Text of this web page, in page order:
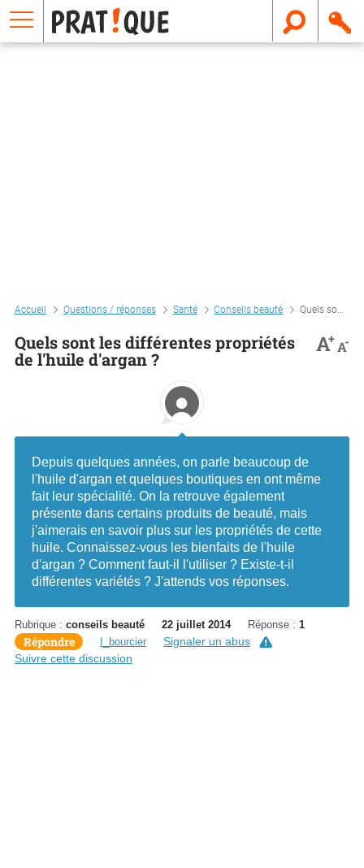
Accueil Questions / réponses Santé Conseils beauté Quels sont les différentes propriétés de l'huile d'argan ?
Quels sont les différentes propriétés
de l'huile d'argan ?
A+A-
Depuis quelques années, on parle beaucoup de
l'huile d'argan et quelques boutiques en ont même
fait leur spécialité. On la retrouve également
présente dans certains produits de beauté, mais
j'aimerais en savoir plus sur les propriétés de cette
huile. Connaissez-vous les bienfaits de l'huile
d'argan ? Comment faut-il l'utiliser ? Existe-t-il
différentes variétés ? J'attends vos réponses.
Rubrique : conseils beauté 22 juillet 2014 Réponse : 1
Répondre I_bourcier
Signaler un abus
Suivre cette discussion
E
m
a